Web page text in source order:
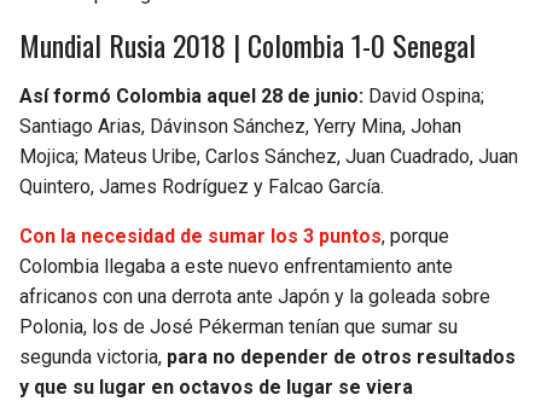
Mundial Rusia 2018 | Colombia 1-0 Senegal
Así formó Colombia aquel 28 de junio: David Ospina;
Santiago Arias, Dávinson Sánchez, Yerry Mina, Johan
Mojica; Mateus Uribe, Carlos Sánchez, Juan Cuadrado, Juan
Quintero, James Rodríguez y Falcao García.
Con la necesidad de sumar los 3 puntos, porque
Colombia llegaba a este nuevo enfrentamiento ante
africanos con una derrota ante Japón y la goleada sobre
Polonia, los de José Pékerman tenían que sumar su
segunda victoria, para no depender de otros resultados
y que su lugar en octavos de lugar se viera